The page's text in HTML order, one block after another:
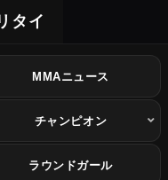
タイ
MMAニュース
チャンピオン
ラウンドガール